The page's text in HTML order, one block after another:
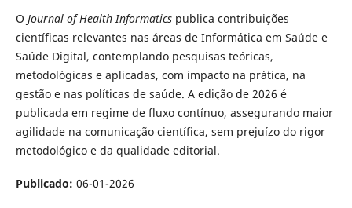
O Journal of Health Informaticspublica contribuições
científicas relevantes nas áreas de Informática em Saúde e
Saúde Digital, contemplando pesquisas teóricas,
metodológicas e aplicadas, com impacto na prática, na
gestão e nas políticas de saúde. A edição de 2026 é
publicada em regime de fluxo contínuo, assegurando maior
agilidade na comunicação científica, sem prejuízo do rigor
metodológico e da qualidade editorial.
Publicado: 06-01-2026